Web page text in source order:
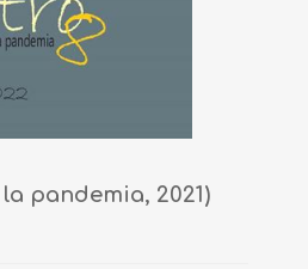
pandemia, 2021)